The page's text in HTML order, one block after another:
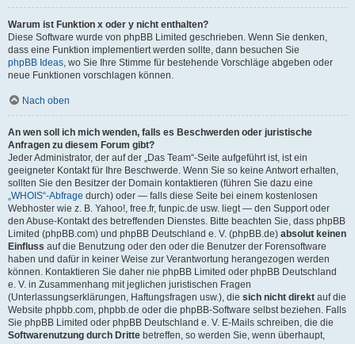
Warum ist Funktion x oder y nicht enthalten?
Diese Software wurde von phpBB Limited geschrieben. Wenn Sie denken,
dass eine Funktion implementiert werden sollte, dann besuchen Sie
phpBB Ideas, wo Sie Ihre Stimme für bestehende Vorschläge abgeben oder
neue Funktionen vorschlagen können.
Nach oben
An wen soll ich mich wenden, falls es Beschwerden oder juristische
Anfragen zu diesem Forum gibt?
Jeder Administrator, der auf der „Das Team“-Seite aufgeführt ist, ist ein
geeigneter Kontakt für Ihre Beschwerde. Wenn Sie so keine Antwort erhalten,
sollten Sie den Besitzer der Domain kontaktieren (führen Sie dazu eine
„WHOIS“-Abfrage durch) oder — falls diese Seite bei einem kostenlosen
Webhoster wie z. B. Yahoo!, free.fr, funpic.de usw. liegt — den Support oder
den Abuse-Kontakt des betreffenden Dienstes. Bitte beachten Sie, dass phpBB
Limited (phpBB.com) und phpBB Deutschland e. V. (phpBB.de) absolut keinen
Einfluss auf die Benutzung oder den oder die Benutzer der Forensoftware
haben und dafür in keiner Weise zur Verantwortung herangezogen werden
können. Kontaktieren Sie daher nie phpBB Limited oder phpBB Deutschland
e. V. in Zusammenhang mit jeglichen juristischen Fragen
(Unterlassungserklärungen, Haftungsfragen usw.), die sich nicht direkt auf die
Website phpbb.com, phpbb.de oder die phpBB-Software selbst beziehen. Falls
Sie phpBB Limited oder phpBB Deutschland e. V. E-Mails schreiben, die die
Softwarenutzung durch Dritte betreffen, so werden Sie, wenn überhaupt,